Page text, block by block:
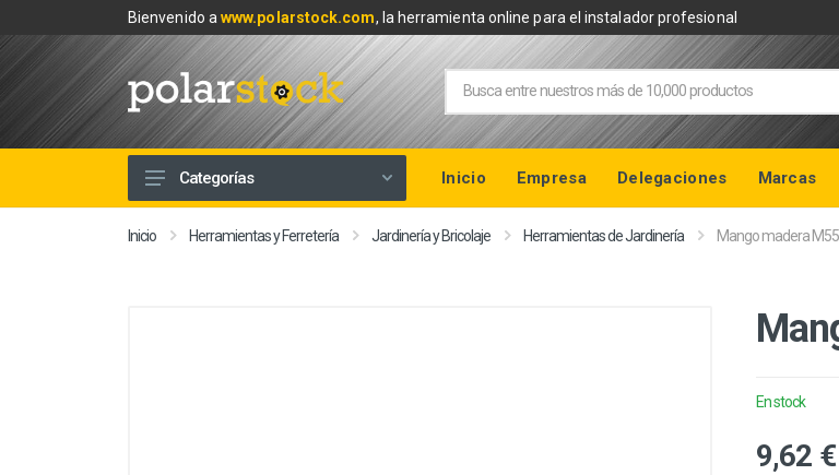
Bienvenido awww.polarstock.com, la herramienta online para el instalador profesional
Calefacción
Categorías Inicio Empresa Delegaciones Marcas
Inicio Herramientas y Ferretería Jardinería y Bricolaje Herramientas de Jardinería Mango madera
En stock
9,62 €